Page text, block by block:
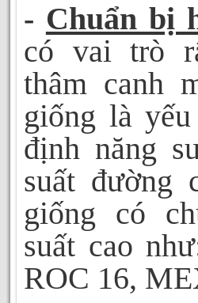
- Chuẩn bị
có vai trò
thâm canh
giống là
định năng
suất đường
giống có
suất cao
ROC 16,